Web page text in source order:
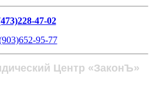
47-02
95-77
Центр «ЗаконЪ»